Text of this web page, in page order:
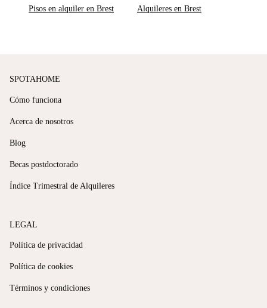
Pisos en alquiler en Brest
Alquileres en Brest
SPOTAHOME
Cómo funciona
Acerca de nosotros
Blog
Becas postdoctorado
Índice Trimestral de Alquileres
LEGAL
Política de privacidad
Política de cookies
Términos y condiciones